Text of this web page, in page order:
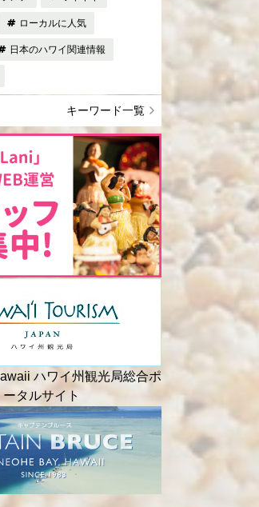
ローカルに人気
日本のハワイ関連情報
キーワード一覧